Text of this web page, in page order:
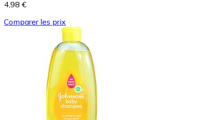
4,98 €
Comparer les prix